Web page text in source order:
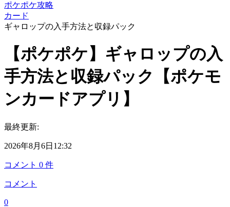
ポケポケ攻略
カード
ギャロップの入手方法と収録パック
【ポケポケ】ギャロップの入
手方法と収録パック【ポケモ
ンカードアプリ】
最終更新:
2026年8月6日12:32
コメント 0 件
コメント
0